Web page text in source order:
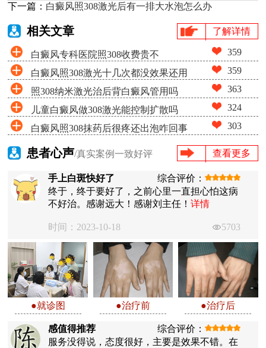
下一篇： 白癜风照308激光后有一排大水泡怎么办
相关文章 了解详情
白癜风专科医院照308收费贵不 359
白癜风照308激光十几次都没效果还用
照吗
359
照308纳米激光治后背白癜风管用吗 363
儿童白癜风做308激光能控制扩散吗 324
白癜风照308抹药后很疼还出泡咋回事 303
患者心声/真实案例一致好评 查看更多
手上白斑快好了
综合评价：
终于，终于要好了，之前心里一直担心怕这病
不好治。感谢远大！感谢刘主任！详情
时间：2023-10-18 5703
●就诊图 ●治疗前 ●治疗后
感值得推荐
综合评价：
服务没得说，态度很好，主要是效果不错。在